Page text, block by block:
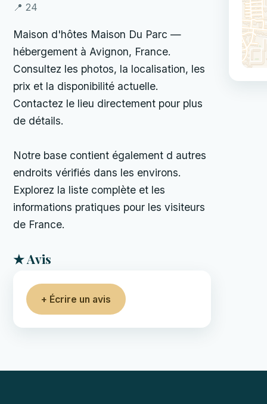
📍 24
Maison d'hôtes Maison Du Parc —
hébergement à Avignon, France.
Consultez les photos, la localisation, les
prix et la disponibilité actuelle.
Contactez le lieu directement pour plus
de détails.
Notre base contient également d autres
endroits vérifiés dans les environs.
Explorez la liste complète et les
informations pratiques pour les visiteurs
de France.
★ Avis
+ Écrire un avis